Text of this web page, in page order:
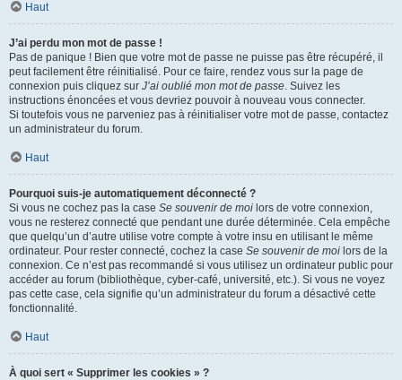
Haut
J’ai perdu mon mot de passe !
Pas de panique ! Bien que votre mot de passe ne puisse pas être récupéré, il
peut facilement être réinitialisé. Pour ce faire, rendez vous sur la page de
connexion puis cliquez sur J’ai oublié mon mot de passe. Suivez les
instructions énoncées et vous devriez pouvoir à nouveau vous connecter.
Si toutefois vous ne parveniez pas à réinitialiser votre mot de passe, contactez
un administrateur du forum.
Haut
Pourquoi suis-je automatiquement déconnecté ?
Si vous ne cochez pas la case Se souvenir de moi lors de votre connexion,
vous ne resterez connecté que pendant une durée déterminée. Cela empêche
que quelqu’un d’autre utilise votre compte à votre insu en utilisant le même
ordinateur. Pour rester connecté, cochez la case Se souvenir de moi lors de la
connexion. Ce n’est pas recommandé si vous utilisez un ordinateur public pour
accéder au forum (bibliothèque, cyber-café, université, etc.). Si vous ne voyez
pas cette case, cela signifie qu’un administrateur du forum a désactivé cette
fonctionnalité.
Haut
À quoi sert « Supprimer les cookies » ?